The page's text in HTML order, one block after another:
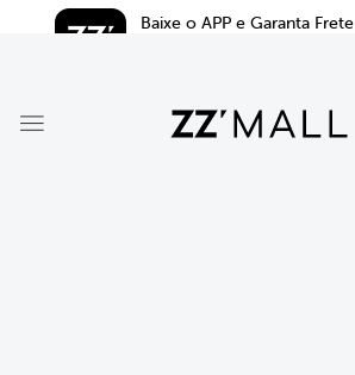
Baixe o APP e Garanta Frete